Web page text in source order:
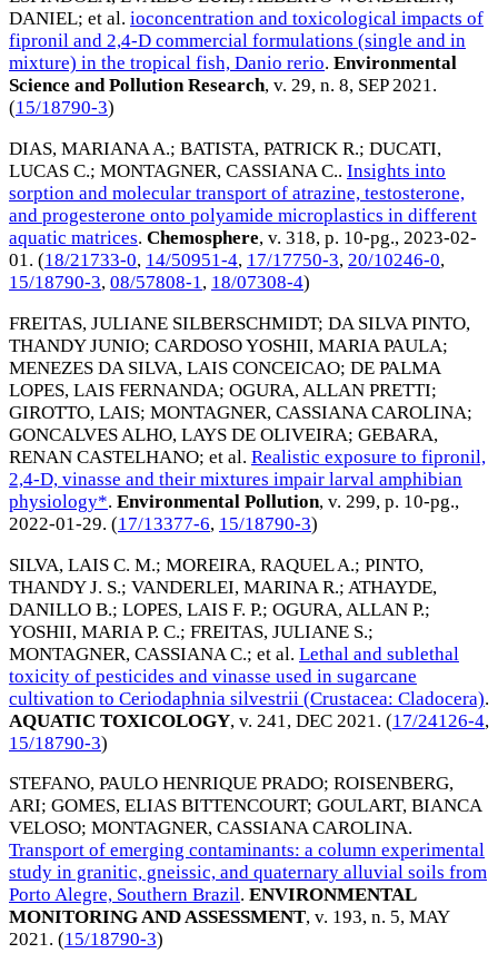
DANIEL; et al. ioconcentration and toxicological impacts of
fipronil and 2,4-D commercial formulations (single and in
mixture) in the tropical fish, Danio rerio. Environmental
Science and Pollution Research, v. 29, n. 8, SEP 2021.
(15/18790-3)
DIAS, MARIANA A.; BATISTA, PATRICK R.; DUCATI,
LUCAS C.; MONTAGNER, CASSIANA C.. Insights into
sorption and molecular transport of atrazine, testosterone,
and progesterone onto polyamide microplastics in different
aquatic matrices. Chemosphere, v. 318, p. 10-pg., 2023-02-
01. (18/21733-0, 14/50951-4, 17/17750-3, 20/10246-0,
15/18790-3, 08/57808-1, 18/07308-4)
FREITAS, JULIANE SILBERSCHMIDT; DA SILVA PINTO,
THANDY JUNIO; CARDOSO YOSHII, MARIA PAULA;
MENEZES DA SILVA, LAIS CONCEICAO; DE PALMA
LOPES, LAIS FERNANDA; OGURA, ALLAN PRETTI;
GIROTTO, LAIS; MONTAGNER, CASSIANA CAROLINA;
GONCALVES ALHO, LAYS DE OLIVEIRA; GEBARA,
RENAN CASTELHANO; et al. Realistic exposure to fipronil,
2,4-D, vinasse and their mixtures impair larval amphibian
physiology*. Environmental Pollution, v. 299, p. 10-pg.,
2022-01-29. (17/13377-6, 15/18790-3)
SILVA, LAIS C. M.; MOREIRA, RAQUEL A.; PINTO,
THANDY J. S.; VANDERLEI, MARINA R.; ATHAYDE,
DANILLO B.; LOPES, LAIS F. P.; OGURA, ALLAN P.;
YOSHII, MARIA P. C.; FREITAS, JULIANE S.;
MONTAGNER, CASSIANA C.; et al. Lethal and sublethal
toxicity of pesticides and vinasse used in sugarcane
cultivation to Ceriodaphnia silvestrii (Crustacea: Cladocera).
AQUATIC TOXICOLOGY, v. 241, DEC 2021 . (17/24126-4,
15/18790-3)
STEFANO, PAULO HENRIQUE PRADO; ROISENBERG,
ARI; GOMES, ELIAS BITTENCOURT; GOULART, BIANCA
VELOSO; MONTAGNER, CASSIANA CAROLINA.
Transport of emerging contaminants: a column experimental
study in granitic, gneissic, and quaternary alluvial soils from
Porto Alegre, Southern Brazil. ENVIRONMENTAL
MONITORING AND ASSESSMENT, v. 193, n. 5, MAY
2021. (15/18790-3)